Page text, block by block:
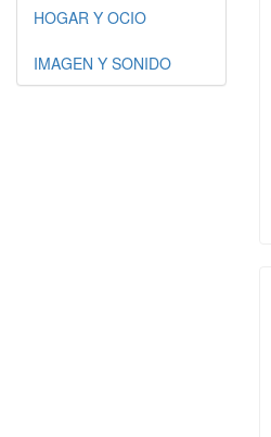
HOGAR Y OCIO
IMAGEN Y SONIDO